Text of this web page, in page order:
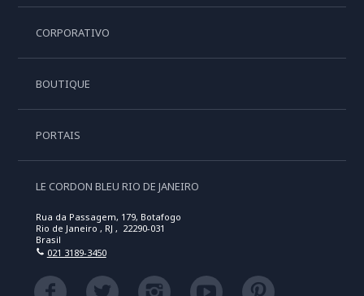
CORPORATIVO
BOUTIQUE
PORTAIS
LE CORDON BLEU RIO DE JANEIRO
Rua da Passagem, 179, Botafogo
Rio de Janeiro , RJ , 22290-031
Brasil
021 3189-3450